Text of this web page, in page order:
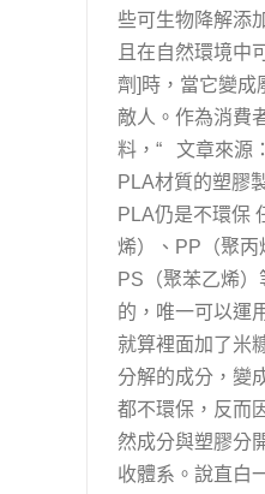
些可生物降解添
且在自然環境中
劑]時，當它變成
敵人。作為消費
料，“ 文章來
PLA材質的塑膠
PLA仍是不環保
烯）、PP（聚丙
PS（聚苯乙烯
的，唯一可以運
就算裡面加了米
分解的成分，變
都不環保，反而
然成分與塑膠分
收體系。說直白